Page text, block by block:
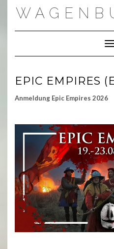
EPIC EMPIRES
Anmeldung Epic Empires 2026